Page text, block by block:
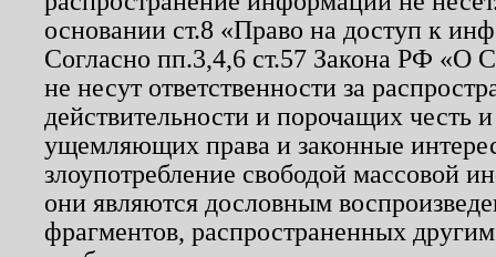
основании ст.8 «Право на доступ к
Согласно пп.3,4,6 ст.57 Закона РФ «О
не несут ответственности за
действительности и порочащих честь
ущемляющих права и законные
злоупотребление свободой массовой
они являются дословным
фрагментов, распространенных